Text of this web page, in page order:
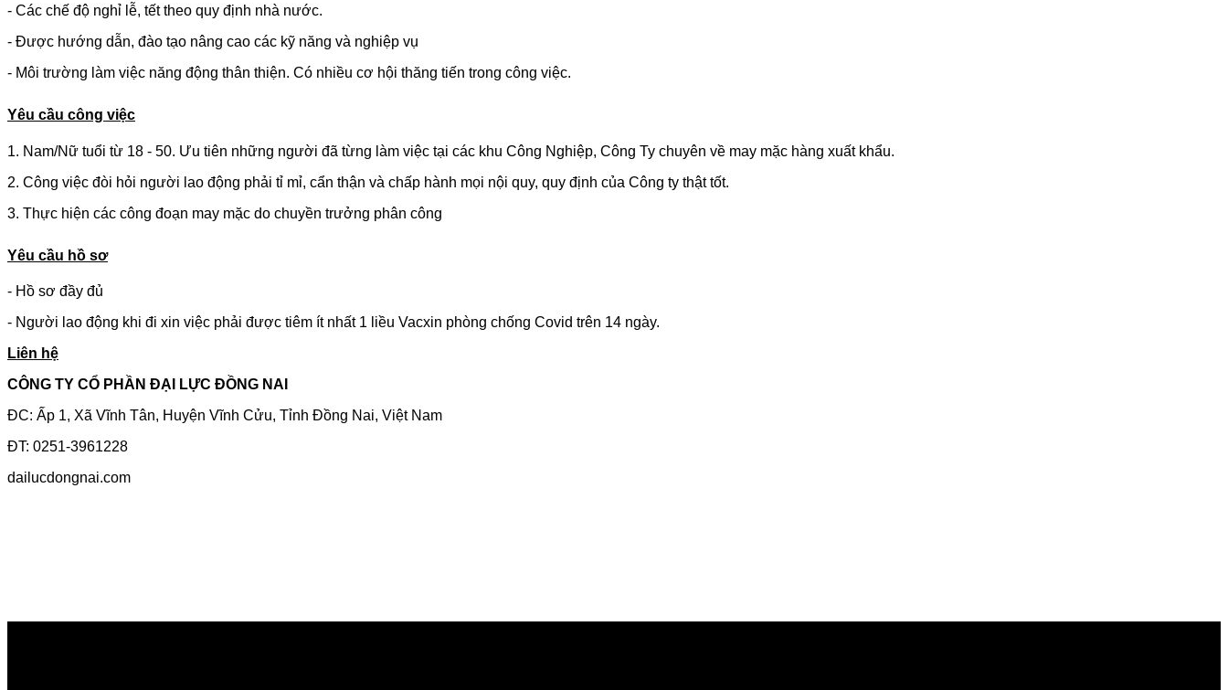
- Các chế độ nghỉ lễ, tết theo quy định nhà nước.
- Được hướng dẫn, đào tạo nâng cao các kỹ năng và nghiệp vụ
- Môi trường làm việc năng động thân thiện. Có nhiều cơ hội thăng tiến trong công việc.
Yêu cầu công việc
1. Nam/Nữ tuổi từ 18 - 50. Ưu tiên những người đã từng làm việc tại các khu Công Nghiệp, Công Ty chuyên về may mặc hàng xuất khẩu.
2. Công việc đòi hỏi người lao động phải tỉ mỉ, cẩn thận và chấp hành mọi nội quy, quy định của Công ty thật tốt.
3. Thực hiện các công đoạn may mặc do chuyền trưởng phân công
Yêu cầu hồ sơ
- Hồ sơ đầy đủ
- Người lao động khi đi xin việc phải được tiêm ít nhất 1 liều Vacxin phòng chống Covid trên 14 ngày.
Liên hệ
CÔNG TY CỔ PHẦN ĐẠI LỰC ĐỒNG NAI
ĐC: Ấp 1, Xã Vĩnh Tân, Huyện Vĩnh Cửu, Tỉnh Đồng Nai, Việt Nam
ĐT: 0251-3961228
dailucdongnai.com